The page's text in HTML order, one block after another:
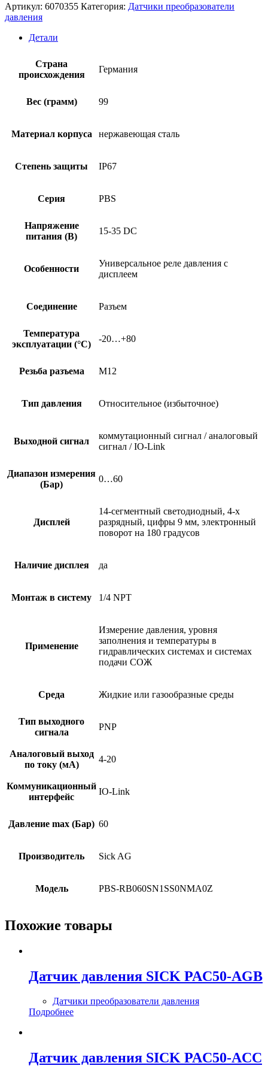
Артикул: 6070355 Категория: Датчики преобразователи
давления
Детали
Страна
происхождения
Германия
Вес (грамм) 99
Материал корпуса нержавеющая сталь
Степень защиты IP67
Серия PBS
Напряжение
питания (В)
15-35 DC
Особенности
Универсальное реле давления с
дисплеем
Соединение Разъем
Температура
эксплуатации (°C)
-20…+80
Резьба разъема M12
Тип давления Относительное (избыточное)
Выходной сигнал
коммутационный сигнал / аналоговый
сигнал / IO-Link
Диапазон измерения
(Бар)
0…60
Дисплей
14-сегментный светодиодный, 4-х
разрядный, цифры 9 мм, электронный
поворот на 180 градусов
Наличие дисплея да
Монтаж в систему 1/4 NPT
Применение
Измерение давления, уровня
заполнения и температуры в
гидравлических системах и системах
подачи СОЖ
Среда Жидкие или газообразные среды
Тип выходного
сигнала
PNP
Аналоговый выход
по току (мА)
4-20
Коммуникационный
интерфейс
IO-Link
Давление max (Бар) 60
Производитель Sick AG
Модель PBS-RB060SN1SS0NMA0Z
Похожие товары
Датчик давления SICK PAC50-AGB
Датчики преобразователи давления
Подробнее
Датчик давления SICK PAC50-ACC